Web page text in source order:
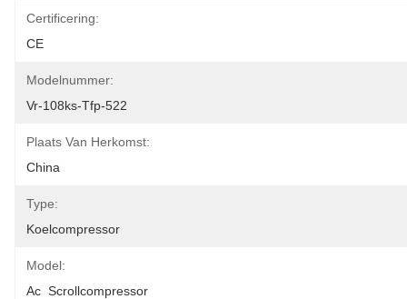
Certificering:
CE
Modelnummer:
Vr-108ks-Tfp-522
Plaats Van Herkomst:
China
Type:
Koelcompressor
Model:
Ac  Scrollcompressor